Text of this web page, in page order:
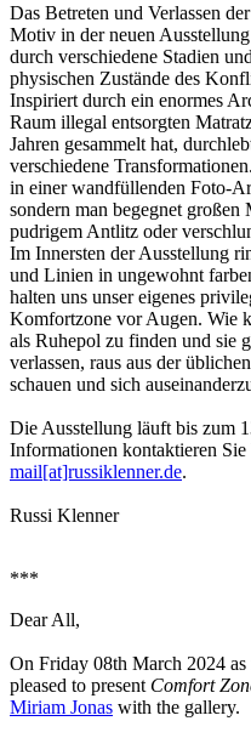
Das Betreten und Verlassen
Motiv in der neuen
durch verschiedene Stadien
physischen Zustände des
Inspiriert durch ein enormes
Raum illegal entsorgten
Jahren gesammelt hat,
verschiedene
in einer wandfüllenden Foto-
sondern man begegnet
pudrigem Antlitz oder
Im Innersten der Ausstellung
und Linien in ungewohnt
halten uns unser eigenes
Komfortzone vor Augen. Wie
als Ruhepol zu finden und sie
verlassen, raus aus der
schauen und sich
Die Ausstellung läuft bis zum
Informationen kontaktieren
mail[at]russiklenner.de.
Russi Klenner
***
Dear All,
On Friday 08th March 2024
pleased to present Comfort
Miriam Jonas with the gallery.